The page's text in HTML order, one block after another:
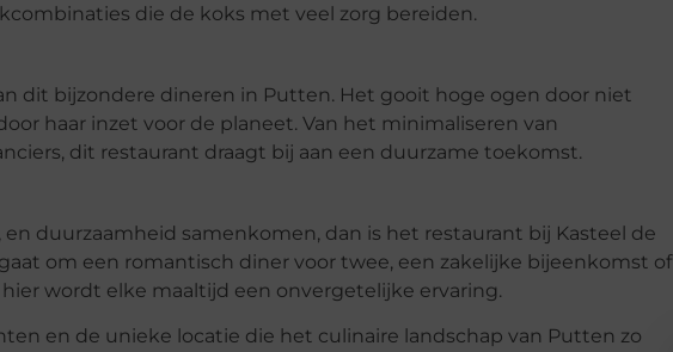
die de koks met veel zorg bereiden.
dit bijzondere dineren in Putten. Het gooit hoge ogen door niet
haar inzet voor de planeet. Van het minimaliseren van
dit restaurant draagt bij aan een duurzame toekomst.
en duurzaamheid samenkomen, dan is het restaurant bij Kasteel de
om een romantisch diner voor twee, een zakelijke bijeenkomst of
wordt elke maaltijd een onvergetelijke ervaring.
en de unieke locatie die het culinaire landschap van Putten zo